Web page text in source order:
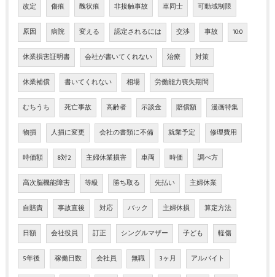
改定 傷痕 醜状痕 非接触事故 車同士 可動域制限
原因 病院 変える 認定されるには 交渉 事故 10:0
休業損害証明書 会社が書いてくれない 治療 対策
休業補償 書いてくれない 相場 労働能力喪失期間
むちうち 死亡事故 高齢者 示談金 賠償額 漫画特集
物損 人損に変更 会社の書類に不備 就業予定 修理費用
時価額 8対2 主婦休業損害 車両 時価 調べ方
高次脳機能障害 等級 勝ち取る 先払い 主婦休業
自賠責 事故直後 対応 バック 主婦休損 算定方法
日額 会社役員 訂正 シングルマザー 子ども 軽傷
5年後 稼働日数 会社員 無職 3ヶ月 アルバイト